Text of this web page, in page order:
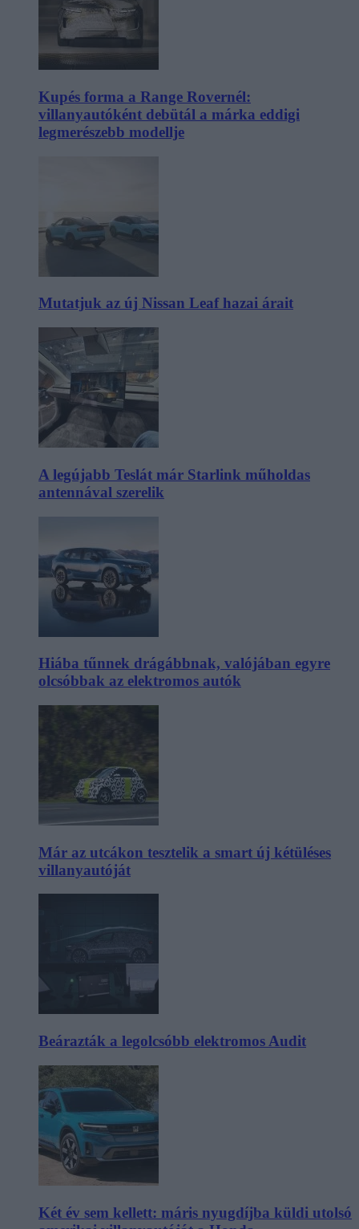
Kupés forma a Range Rovernél:
villanyautóként debütál a márka eddigi
legmerészebb modellje
Mutatjuk az új Nissan Leaf hazai árait
A legújabb Teslát már Starlink műholdas
antennával szerelik
Hiába tűnnek drágábbnak, valójában egyre
olcsóbbak az elektromos autók
Már az utcákon tesztelik a smart új kétüléses
villanyautóját
Beárazták a legolcsóbb elektromos Audit
Két év sem kellett: máris nyugdíjba küldi utolsó